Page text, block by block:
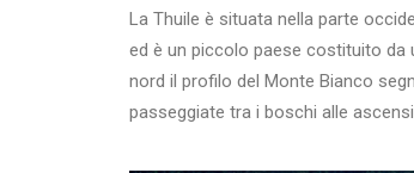
La Thuile è situata nella parte
ed è un piccolo paese costituito da
nord il profilo del Monte Bianco
passeggiate tra i boschi alle